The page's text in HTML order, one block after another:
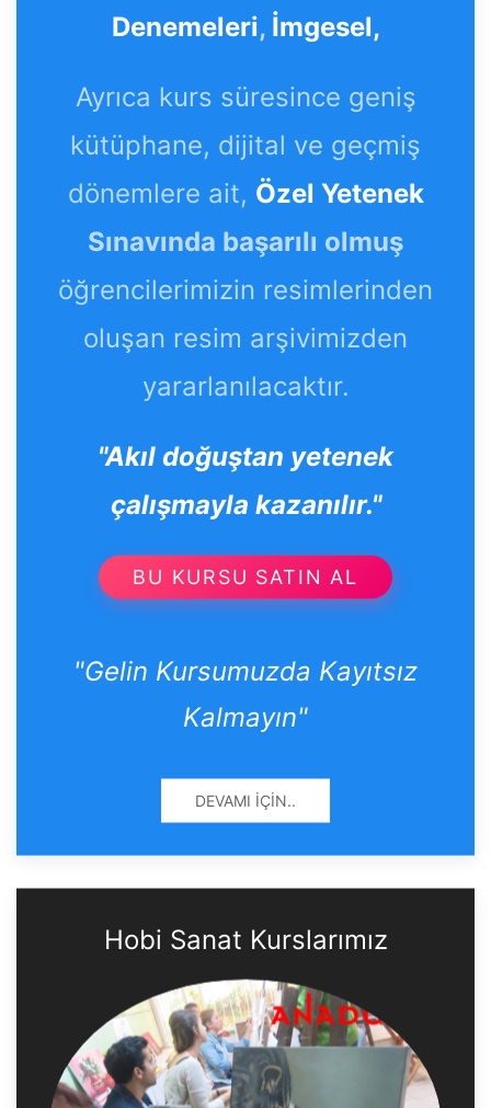
Denemeleri, İmgesel,
Ayrıca kurs süresince geniş
kütüphane, dijital ve geçmiş
dönemlere ait, Özel Yetenek
Sınavında başarılı olmuş
öğrencilerimizin resimlerinden
oluşan resim arşivimizden
yararlanılacaktır.
"Akıl doğuştan yetenek
çalışmayla kazanılır."
BU KURSU SATIN AL
"Gelin Kursumuzda Kayıtsız
Kalmayın"
DEVAMI İÇIN..
Hobi Sanat Kurslarımız